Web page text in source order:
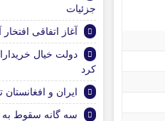
جزئیات
آغاز اتفاقی
دولت خیال
کرد
ایران و
سه گانه سقوط